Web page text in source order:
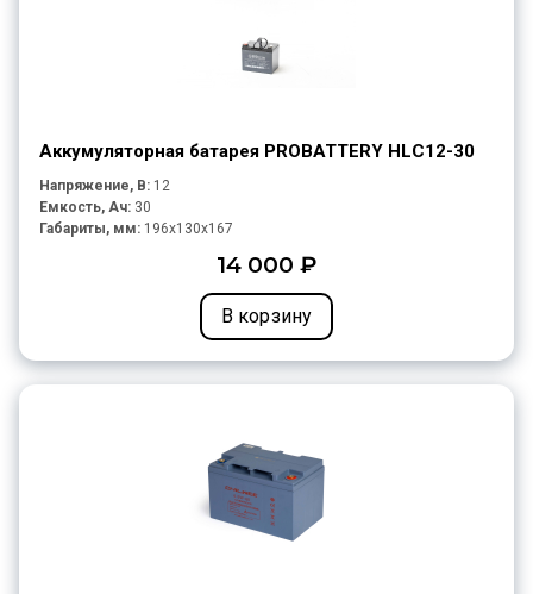
Аккумуляторная батарея PROBATTERY HLC12-30
Напряжение, В: 12
Емкость, Ач: 30
Габариты, мм: 196x130x167
14 000 ₽
В корзину